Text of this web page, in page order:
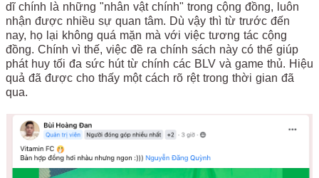
dĩ chính là những "nhân vật chính" trong cộng đồng, luôn
nhận được nhiều sự quan tâm. Dù vậy thì từ trước đến
nay, họ lại không quá mặn mà với việc tương tác cộng
đồng. Chính vì thế, việc đề ra chính sách này có thể giúp
phát huy tối đa sức hút từ chính các BLV và game thủ. Hiệu
quả đã được cho thấy một cách rõ rệt trong thời gian đã
qua.